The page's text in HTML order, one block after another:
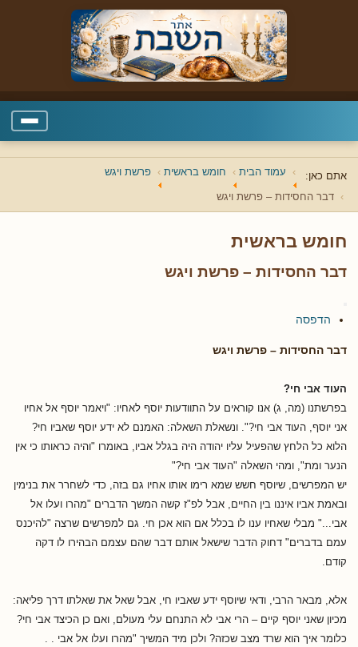
אתם כאן: עמוד הבית חומש בראשית פרשת ויגש
דבר החסידות – פרשת ויגש
חומש בראשית
דבר החסידות – פרשת ויגש
הדפסה
דבר החסידות – פרשת ויגש
העוד אבי חי?
בפרשתנו (מה, ג) אנו קוראים על התוודעות יוסף לאחיו: "ויאמר יוסף אל אחיו
אני יוסף, העוד אבי חי?". ונשאלת השאלה: האמנם לא ידע יוסף שאביו חי?
הלוא כל הלחץ שהפעיל עליו יהודה היה בגלל אביו, באומרו "והיה כראותו כי אין
הנער ומת", ומהי השאלה "העוד אבי חי?"
יש המפרשים, שיוסף חשש שמא רימו אותו אחיו גם בזה, כדי לשחרר את בנימין
ובאמת אביו איננו בין החיים, אבל לפ"ז קשה המשך הדברים "מהרו ועלו אל
אבי..." מבלי שאחיו ענו לו בכלל אם הוא אכן חי. גם למפרשים שרצה "להיכנס
עמם בדברים" דחוק הדבר שישאל אותם דבר שהם עצמם הבהירו לו דקה
קודם.
אלא, מבאר הרבי, ודאי שיוסף ידע שאביו חי, אבל שאל את שאלתו דרך פליאה:
מכיון שאני יוסף קיים – הרי אבי לא התנחם עלי מעולם, ואם כן הכיצד אבי חי?
כלומר איך הוא שרד מצב שכזה? ולכן מיד המשיך "מהרו ועלו אל אבי . .